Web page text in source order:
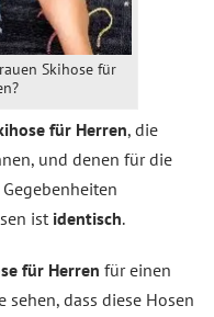
Skihose für
für Herren, die
und denen für die
ist identisch.
für Herren für einen
sehen, dass diese Hosen